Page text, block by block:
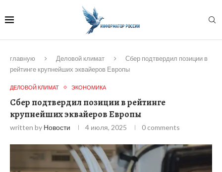
главную Деловой климат
Сбер подтвердил позиции в
рейтинге крупнейших эквайеров Европы
ДЕЛОВОЙ КЛИМАТ ЭКОНОМИКА
Сбер подтвердил позиции в рейтинге
крупнейших эквайеров Европы
written by Новости 4 июля, 2025 0 comments